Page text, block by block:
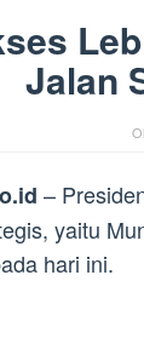
Jalan
–
yaitu
hari ini.